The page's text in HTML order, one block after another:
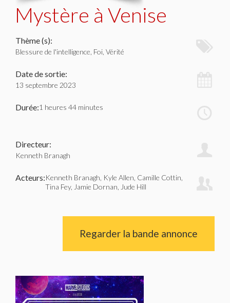
Mystère à Venise
Thème (s):
Blessure de l'intelligence, Foi, Vérité
Date de sortie:
13 septembre 2023
Durée:1 heures 44 minutes
Directeur:
Kenneth Branagh
Acteurs:Kenneth Branagh, Kyle Allen, Camille Cottin,
Tina Fey, Jamie Dornan, Jude Hill
Regarder la bande annonce